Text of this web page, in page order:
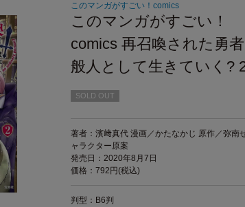
このマンガがすごい！comics
このマンガがすごい！
comics 再召喚された勇
般人として生きていく?
SOLD OUT
著者：濱﨑真代 漫画／かたなかじ 原作／弥南
ャラクター原案
発売日：2020年8月7日
価格：792円(税込)
判型：B6判